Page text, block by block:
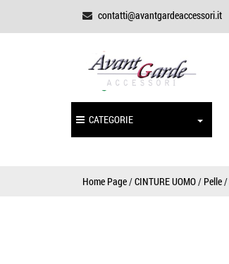
contatti@avantgardeaccessori.it
CATEGORIE
Home Page/CINTURE UOMO/ Pelle/